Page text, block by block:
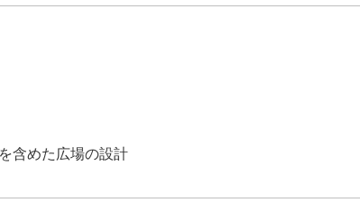
含めた広場の設計